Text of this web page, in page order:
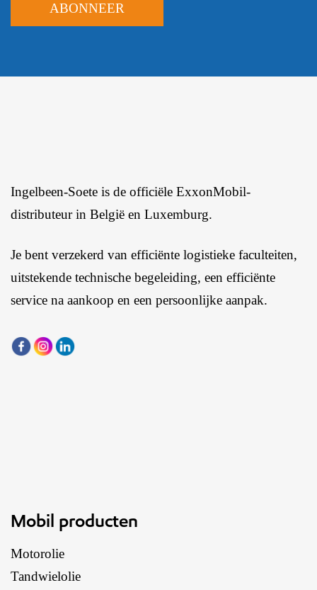
Ingelbeen-Soete is de officiële ExxonMobil-
distributeur in België en Luxemburg.
Je bent verzekerd van efficiënte logistieke faculteiten,
uitstekende technische begeleiding, een efficiënte
service na aankoop en een persoonlijke aanpak.
Mobil producten
Motorolie
Tandwielolie